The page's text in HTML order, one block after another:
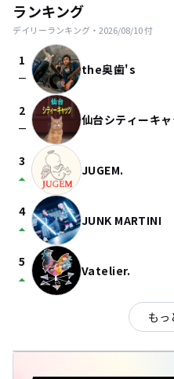
ランキング
デイリーランキング・ 2026/08/10付
1
check_indeterminate_small the奥歯's
2
check_indeterminate_small 仙台シティーキ
3
arrow_drop_up JUGEM.
4
arrow_drop_up JUNK MARTINI
5
arrow_drop_up Vatelier.
もっ